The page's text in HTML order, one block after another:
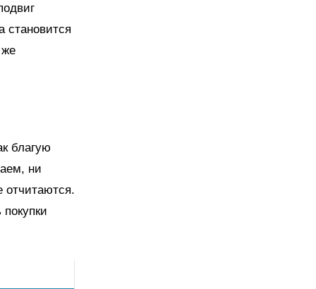
становится
же
благую
ни
отчитаются.